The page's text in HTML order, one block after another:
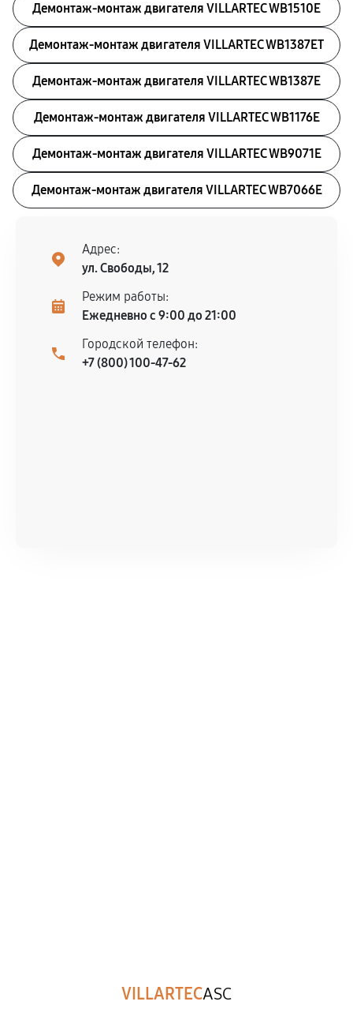
Демонтаж-монтаж двигателя VILLARTEC WB1510E
Демонтаж-монтаж двигателя VILLARTEC WB1387ET
Демонтаж-монтаж двигателя VILLARTEC WB1387E
Демонтаж-монтаж двигателя VILLARTEC WB1176E
Демонтаж-монтаж двигателя VILLARTEC WB9071E
Демонтаж-монтаж двигателя VILLARTEC WB7066E
Адрес:
ул. Свободы, 12
Режим работы:
Ежедневно с 9:00 до 21:00
Городской телефон:
+7 (800) 100-47-62
VILLARTECASC